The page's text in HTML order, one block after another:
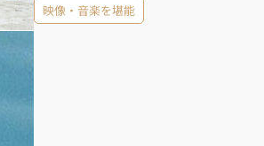
映像・音楽を堪能